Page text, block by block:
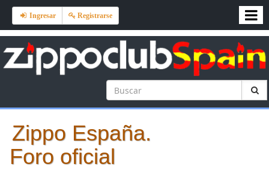
Ingresar Registrarse
Zippo España.
Foro oficial